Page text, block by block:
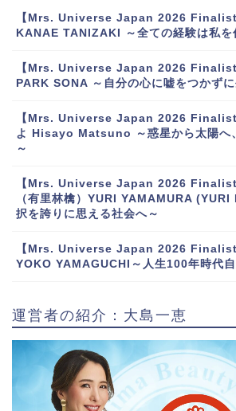
【Mrs. Universe Japan 2026
KANAE TANIZAKI ～全ての経験は私を
【Mrs. Universe Japan 2026
PARK SONA ～自分の心に嘘をつかず
【Mrs. Universe Japan 2026 Finalist
よ Hisayo Matsuno ～惑星から太陽へ
～
【Mrs. Universe Japan 2026
（有里林檎）YURI YAMAMURA
択を誇りに思える社会へ～
【Mrs. Universe Japan 2026
YOKO YAMAGUCHI～人生100年時代
運営者の紹介：大島一恵